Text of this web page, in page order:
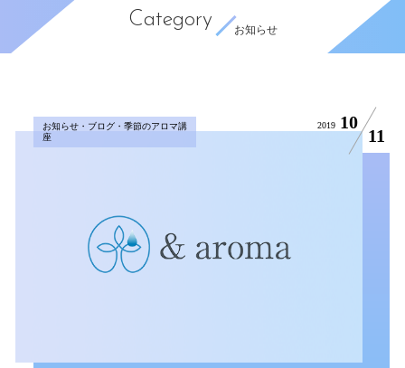
Category
お知らせ
お知らせ・ブログ・季節のアロマ講
座
2019 10
11